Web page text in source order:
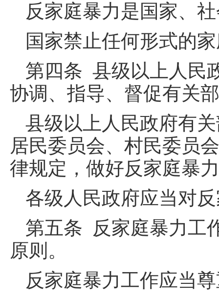
反家庭暴力是国家、
国家禁止任何形式的
第四条 县级以上人民
协调、指导、督促有关
县级以上人民政府有
居民委员会、村民委员
律规定，做好反家庭暴
各级人民政府应当对
第五条 反家庭暴力工
原则。
反家庭暴力工作应当